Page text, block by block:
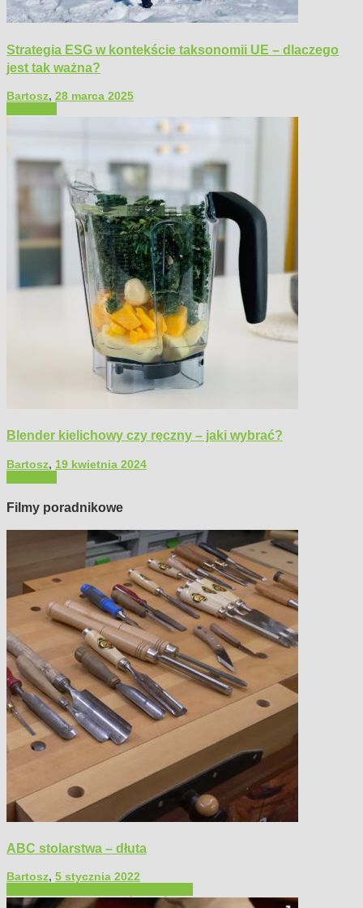
Strategia ESG w kontekście taksonomii UE – dlaczego
jest tak ważna?
Bartosz, 28 marca 2025
Blender kielichowy czy ręczny – jaki wybrać?
Bartosz, 19 kwietnia 2024
Filmy poradnikowe
ABC stolarstwa – dłuta
Bartosz, 5 stycznia 2022